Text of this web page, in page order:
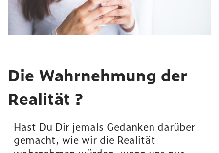
Die Wahrnehmung der
Realität ?
Hast Du Dir jemals Gedanken darüber
gemacht, wie wir die Realität